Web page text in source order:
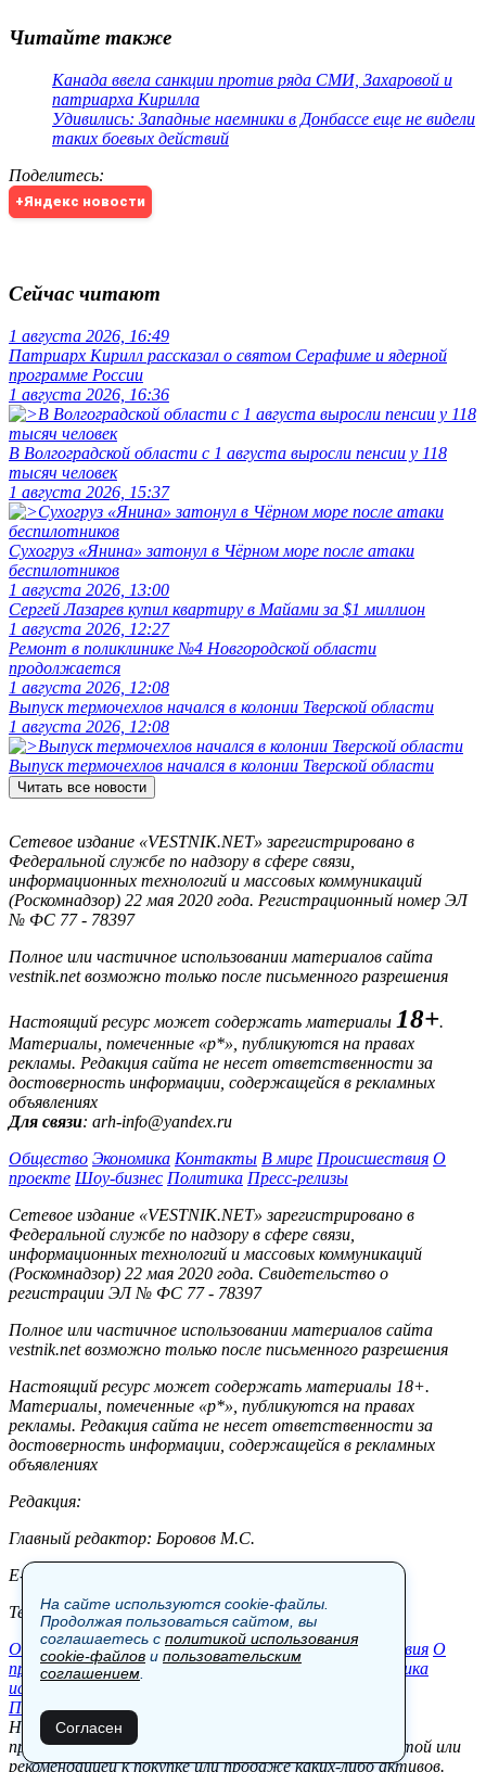
Читайте также
Канада ввела санкции против ряда СМИ, Захаровой и
патриарха Кирилла
Удивились: Западные наемники в Донбассе еще не видели
таких боевых действий
Поделитесь:
+Яндекс новости
Сейчас читают
1 августа 2026, 16:49
Патриарх Кирилл рассказал о святом Серафиме и ядерной
программе России
1 августа 2026, 16:36
В Волгоградской области с 1 августа выросли пенсии у 118
тысяч человек
1 августа 2026, 15:37
Сухогруз «Янина» затонул в Чёрном море после атаки
беспилотников
1 августа 2026, 13:00
Сергей Лазарев купил квартиру в Майами за $1 миллион
1 августа 2026, 12:27
Ремонт в поликлинике №4 Новгородской области
продолжается
1 августа 2026, 12:08
Выпуск термочехлов начался в колонии Тверской области
1 августа 2026, 12:08
Выпуск термочехлов начался в колонии Тверской области
Читать все новости
Сетевое издание «VESTNIK.NET» зарегистрировано в
Федеральной службе по надзору в сфере связи,
информационных технологий и массовых коммуникаций
(Роскомнадзор) 22 мая 2020 года. Регистрационный номер ЭЛ
№ ФС 77 - 78397
Полное или частичное использовании материалов сайта
vestnik.net возможно только после письменного разрешения
Настоящий ресурс может содержать материалы 18+.
Материалы, помеченные «р*», публикуются на правах
рекламы. Редакция сайта не несет ответственности за
достоверность информации, содержащейся в рекламных
объявлениях
Для связи: arh-info@yandex.ru
Общество Экономика Контакты В мире Происшествия О
проекте Шоу-бизнес Политика Пресс-релизы
Сетевое издание «VESTNIK.NET» зарегистрировано в
Федеральной службе по надзору в сфере связи,
информационных технологий и массовых коммуникаций
(Роскомнадзор) 22 мая 2020 года. Свидетельство о
регистрации ЭЛ № ФС 77 - 78397
Полное или частичное использовании материалов сайта
vestnik.net возможно только после письменного разрешения
Настоящий ресурс может содержать материалы 18+.
Материалы, помеченные «р*», публикуются на правах
рекламы. Редакция сайта не несет ответственности за
достоверность информации, содержащейся в рекламных
объявлениях
Редакция:
Главный редактор: Боровов М.С.
E-mail: site@vestnik.net, reb.msk@yandex.ru
Тел.: +7 (921) 720-00-97
Общество Экономика Контакты В мире Происшествия О
проекте Шоу-бизнес Политика Пресс-релизы
Политика
использования cookie-файлов
Пользовательское соглашение
Новости, аналитика, прогнозы и другие материалы,
представленные на данном сайте, не являются офертой или
рекомендацией к покупке или продаже каких-либо активов.
На сайте используются cookie-файлы.
Продолжая пользоваться сайтом, вы
соглашаетесь с политикой использования
cookie-файлов и пользовательским
соглашением
Согласен